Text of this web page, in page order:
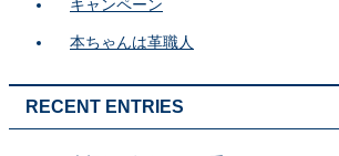
キャンペーン
本ちゃんは革職人
RECENT ENTRIES